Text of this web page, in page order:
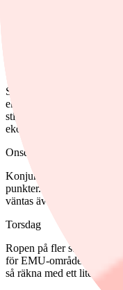
Svensk BNP-indikator för
ekonomi väntas ha
stiger kan det visserligen
ekonomisk politik.
Onsdag
Konjunkturbarometer från
punkter. BNP-siffror från
väntas även inflationen
Torsdag
Ropen på fler
för EMU-området och
så räkna med ett lite